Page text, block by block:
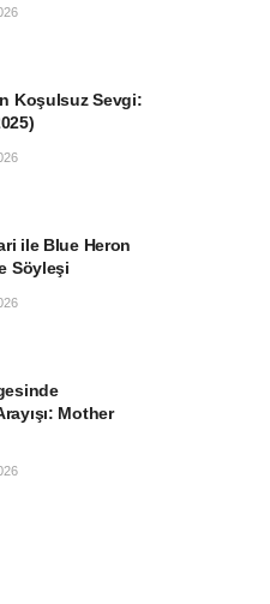
Koşulsuz Sevgi:
ile Blue Heron
Söyleşi
Mother